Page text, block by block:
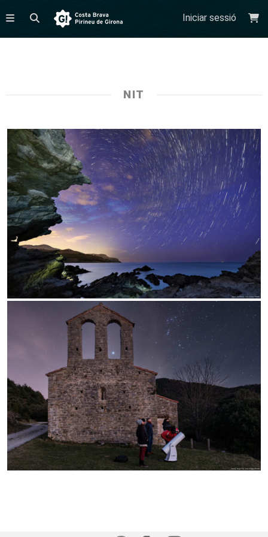
Iniciar sessió
NIT